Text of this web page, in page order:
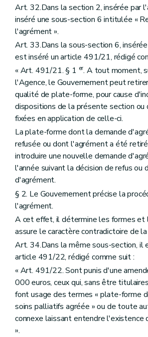
Art. 32.Dans la section 2, insérée par
inséré une sous-section 6 intitulée «
l'agrément ».
Art. 33.Dans la sous-section 6,
est inséré un article 491/21, rédigé
« Art. 491/21. § 1 er. A tout moment,
l'Agence, le Gouvernement peut
qualité de plate-forme, pour cause
dispositions de la présente section ou
fixées en application de celle-ci.
La plate-forme dont la demande
refusée ou dont l'agrément a été
introduire une nouvelle demande
l'année suivant la décision de refus ou
d'agrément.
§ 2. Le Gouvernement précise la
l'agrément.
A cet effet, il détermine les formes et
assure le caractère contradictoire de la
Art. 34.Dans la même sous-section, il
article 491/22, rédigé comme suit :
« Art. 491/22. Sont punis d'une
000 euros, ceux qui, sans être
font usage des termes « plate-forme
soins palliatifs agréée » ou de toute
connexe laissant entendre l'existence
».